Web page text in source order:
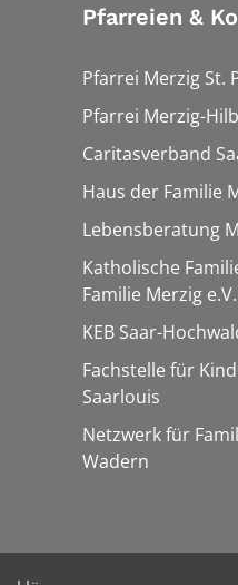
Pfarreien &
Pfarrei Merzig St.
Pfarrei Merzig-
Caritasverband
Haus der Familie
Lebensberatung
Katholische
Familie Merzig e.V.
KEB Saar-
Fachstelle für
Saarlouis
Netzwerk für
Wadern